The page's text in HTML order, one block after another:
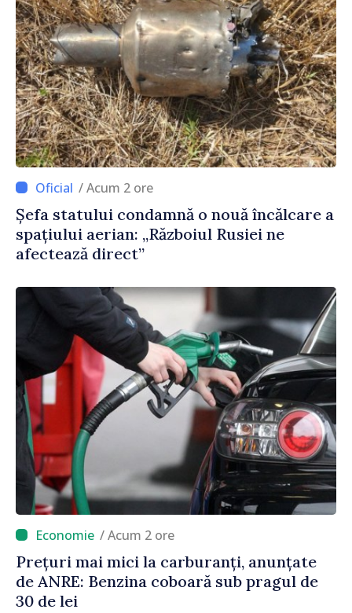
/ Acum 2 ore
Șefa statului condamnă o nouă încălcare a
spațiului aerian: „Războiul Rusiei ne
afectează direct”
/ Acum 2 ore
Prețuri mai mici la carburanți, anunțate
de ANRE: Benzina coboară sub pragul de
30 de lei